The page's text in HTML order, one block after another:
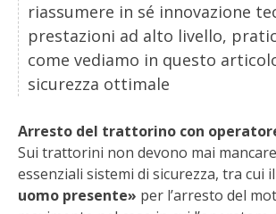
STORIE DEI LETTORI
CONSERVARE LA FRUTTA
FACEM
STIHL
riassumere in sé innovazione
prestazioni ad alto livello,
come vediamo in questo
sicurezza ottimale
Arresto del trattorino con
Sui trattorini non devono mai
essenziali sistemi di sicurezza, tra cui il
uomo presente» per l’arresto del